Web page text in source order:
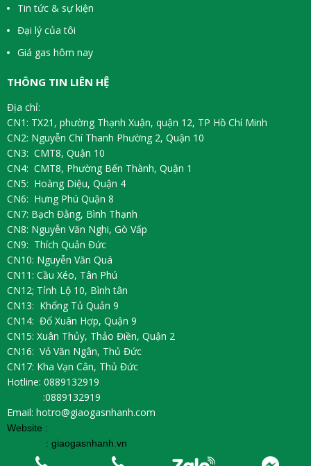
Tin tức & sự kiện
Đại lý của tôi
Giá gas hôm nay
THÔNG TIN LIÊN HỆ
Địa chỉ:
CN1: TX21, phường Thạnh Xuận, quận 12, TP Hồ Chí Minh
CN2: Nguyễn Chí Thanh Phường 2, Quận 10
CN3: CMT8, Quận 10
CN4: CMT8, Phường Bến Thành, Quận 1
CN5: Hoàng Diệu, Quận 4
CN6: Hưng Phú Quận 8
CN7: Bạch Đằng, Bình Thạnh
CN8: Nguyễn Văn Nghi, Gò Vấp
CN9: Thích Quản Đức
CN10: Nguyễn Văn Quá
CN11: Cầu Xéo, Tân Phú
CN12; Tỉnh Lộ 10, Bình tân
CN13: Khổng Tủ Quản 9
CN14: Đổ Xuân Hợp, Quận 9
CN15: Xuân Thủy, Thảo Điền, Quận 2
CN16: Vỏ Văn Ngân, Thủ Đức
CN17: Kha Vạn Cân, Thủ Đức
Hotline: 0889132919
:0889132919
Email: hotro@giaogasnhanh.com
Website :
: giaogasnhanh.vn